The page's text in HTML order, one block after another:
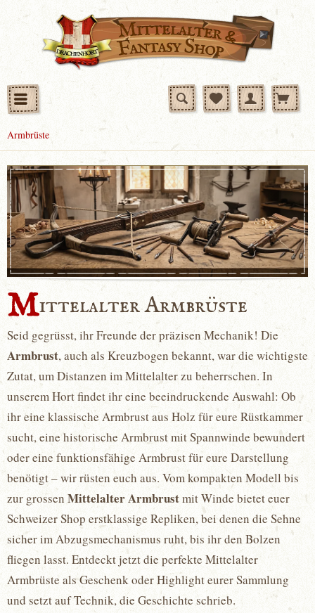
Armbrüste
Mittelalter Armbrüste
Seid gegrüsst, ihr Freunde der präzisen Mechanik! Die
Armbrust, auch als Kreuzbogen bekannt, war die wichtigste
Zutat, um Distanzen im Mittelalter zu beherrschen. In
unserem Hort findet ihr eine beeindruckende Auswahl: Ob
ihr eine klassische Armbrust aus Holz für eure Rüstkammer
sucht, eine historische Armbrust mit Spannwinde bewundert
oder eine funktionsfähige Armbrust für eure Darstellung
benötigt – wir rüsten euch aus. Vom kompakten Modell bis
zur grossen Mittelalter Armbrustmit Winde bietet euer
Schweizer Shop erstklassige Repliken, bei denen die Sehne
sicher im Abzugsmechanismus ruht, bis ihr den Bolzen
fliegen lasst. Entdeckt jetzt die perfekte Mittelalter
Armbrüste als Geschenk oder Highlight eurer Sammlung
und setzt auf Technik, die Geschichte schrieb.